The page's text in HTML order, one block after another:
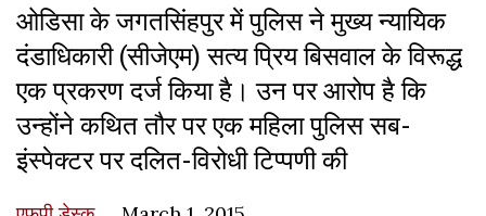
ओडिसा के जगतसिंहपुर में पुलिस ने मुख्य न्यायिक
दंडाधिकारी (सीजेएम) सत्य प्रिय बिसवाल के विरूद्ध
एक प्रकरण दर्ज किया है। उन पर आरोप है कि
उन्होंने कथित तौर पर एक महिला पुलिस सब-
इंस्पेक्टर पर दलित-विरोधी टिप्पणी की